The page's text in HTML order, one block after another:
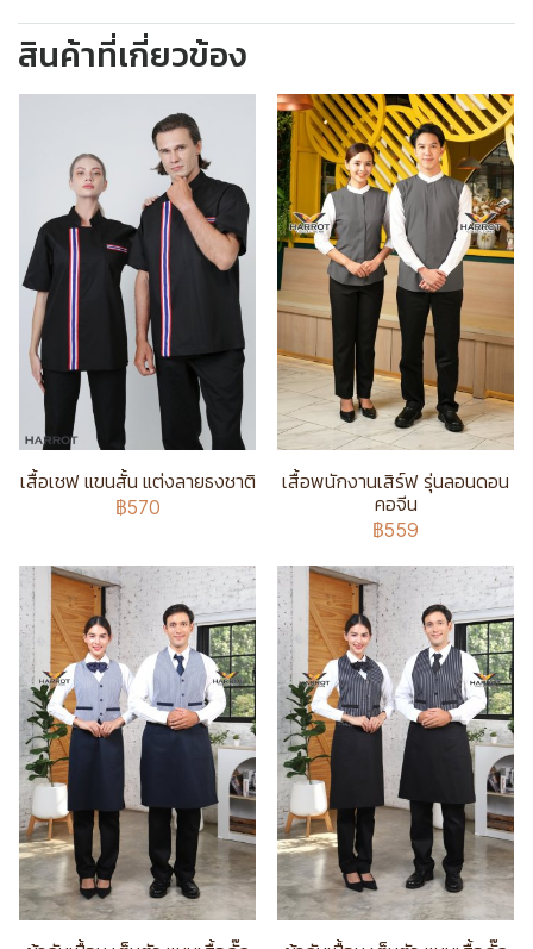
สินค้าที่เกี่ยวข้อง
เสื้อเชฟ แขนสั้น แต่งลายธงชาติ
฿570
เสื้อพนักงานเสิร์ฟ รุ่นลอนดอน
คอจีน
฿559